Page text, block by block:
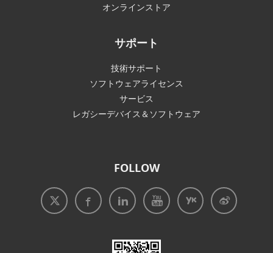
オンラインストア
サポート
技術サポート
ソフトウェアライセンス
サービス
レガシーデバイス＆ソフトウェア
FOLLOW